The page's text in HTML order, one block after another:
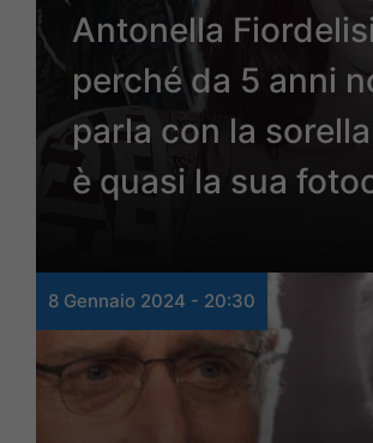
Antonella
perché da 5 anni
parla con la
è quasi la sua
8 Gennaio 2024 - 20:30